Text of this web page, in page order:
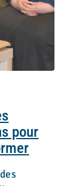
pour